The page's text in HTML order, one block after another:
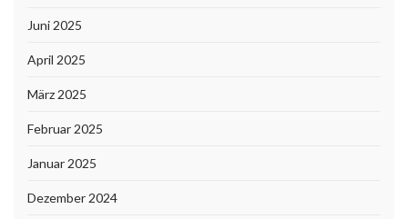
Juni 2025
April 2025
März 2025
Februar 2025
Januar 2025
Dezember 2024